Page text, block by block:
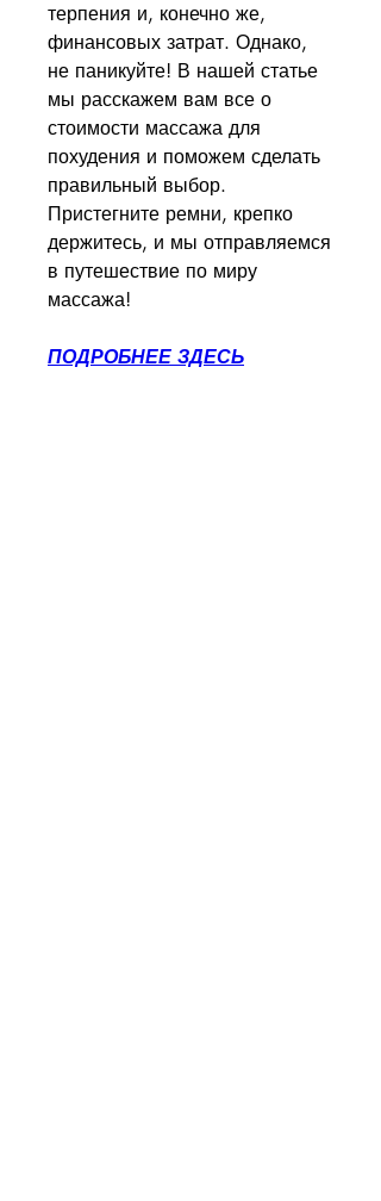
терпения и, конечно же,
финансовых затрат. Однако,
не паникуйте! В нашей статье
мы расскажем вам все о
стоимости массажа для
похудения и поможем сделать
правильный выбор.
Пристегните ремни, крепко
держитесь, и мы отправляемся
в путешествие по миру
массажа!
ПОДРОБНЕЕ ЗДЕСЬ